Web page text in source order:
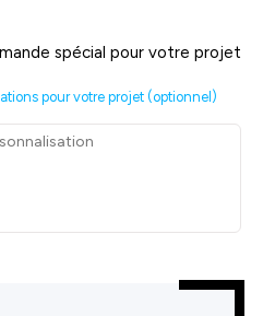
spécial pour votre projet
pour votre projet (optionnel)